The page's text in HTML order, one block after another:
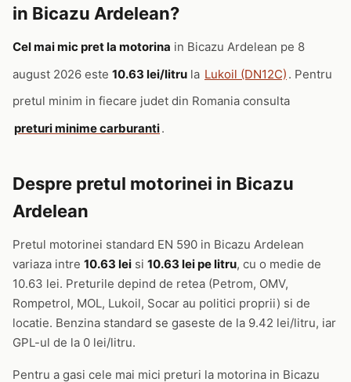
in Bicazu Ardelean?
Cel mai mic pret la motorina in Bicazu Ardelean pe 8
august 2026 este 10.63 lei/litru la Lukoil (DN12C) . Pentru
pretul minim in fiecare judet din Romania consulta
preturi minime carburanti.
Despre pretul motorinei in Bicazu
Ardelean
Pretul motorinei standard EN 590 in Bicazu Ardelean
variaza intre 10.63 lei si 10.63 lei pe litru, cu o medie de
10.63 lei. Preturile depind de retea (Petrom, OMV,
Rompetrol, MOL, Lukoil, Socar au politici proprii) si de
locatie. Benzina standard se gaseste de la 9.42 lei/litru, iar
GPL-ul de la 0 lei/litru.
Pentru a gasi cele mai mici preturi la motorina in Bicazu